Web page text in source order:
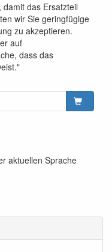
das Ersatzteil
wir Sie geringfügige
zu akzeptieren.
auf
dass das
aktuellen Sprache